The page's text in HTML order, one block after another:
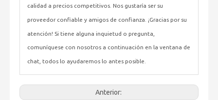
calidad a precios competitivos. Nos gustaría ser su
proveedor confiable y amigos de confianza. ¡Gracias por su
atención! Si tiene alguna inquietud o pregunta,
comuníquese con nosotros a continuación en la ventana de
chat, todos lo ayudaremos lo antes posible.
Anterior: